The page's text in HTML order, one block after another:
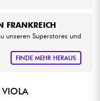
unseren Superstores und
FINDE MEHR HERAUS
VIOLA